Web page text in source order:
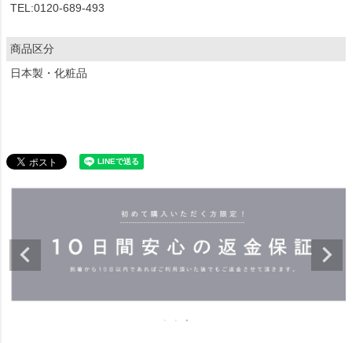
TEL:0120-689-493
商品区分
日本製・化粧品
商品についてのお問い合わせ